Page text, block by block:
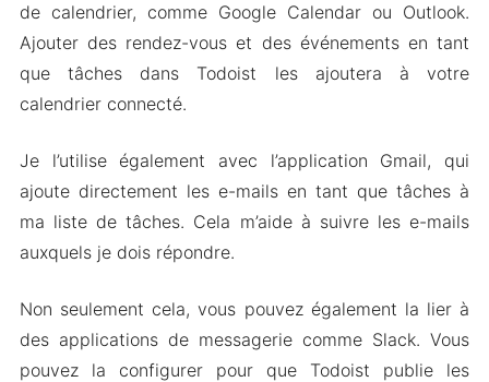
de calendrier, comme Google Calendar ou Outlook.
Ajouter des rendez-vous et des événements en tant
que tâches dans Todoist les ajoutera à votre
calendrier connecté.
Je l’utilise également avec l’application Gmail, qui
ajoute directement les e-mails en tant que tâches à
ma liste de tâches. Cela m’aide à suivre les e-mails
auxquels je dois répondre.
Non seulement cela, vous pouvez également la lier à
des applications de messagerie comme Slack. Vous
pouvez la configurer pour que Todoist publie les